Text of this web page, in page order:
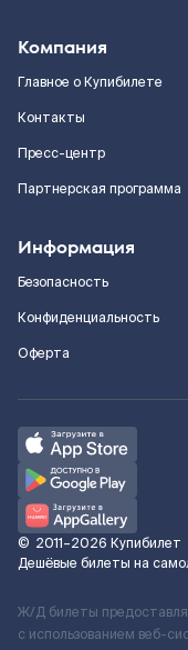
Компания
Главное о Купибилете
Контакты
Пресс-центр
Партнерская программа
Информация
Безопасность
Конфиденциальность
Оферта
© 2011–2026 Купибилет
Дешёвые билеты на
Ж/Д билеты
с использованием веб-